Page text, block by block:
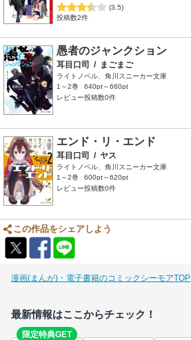
(3.5)
投稿数2件
愚者のジャンクション
耳目口司 / まごまご
ライトノベル、角川スニーカー文庫
1～2巻
640pt～660pt
レビュー投稿数0件
エンド・リ・エンド
耳目口司 / ヤス
ライトノベル、角川スニーカー文庫
1～2巻
600pt～620pt
レビュー投稿数0件
この作品をシェアしよう
漫画(まんが)・電子書籍のコミックシーモアTOP
最新情報はここからチェック！
限定特典GET